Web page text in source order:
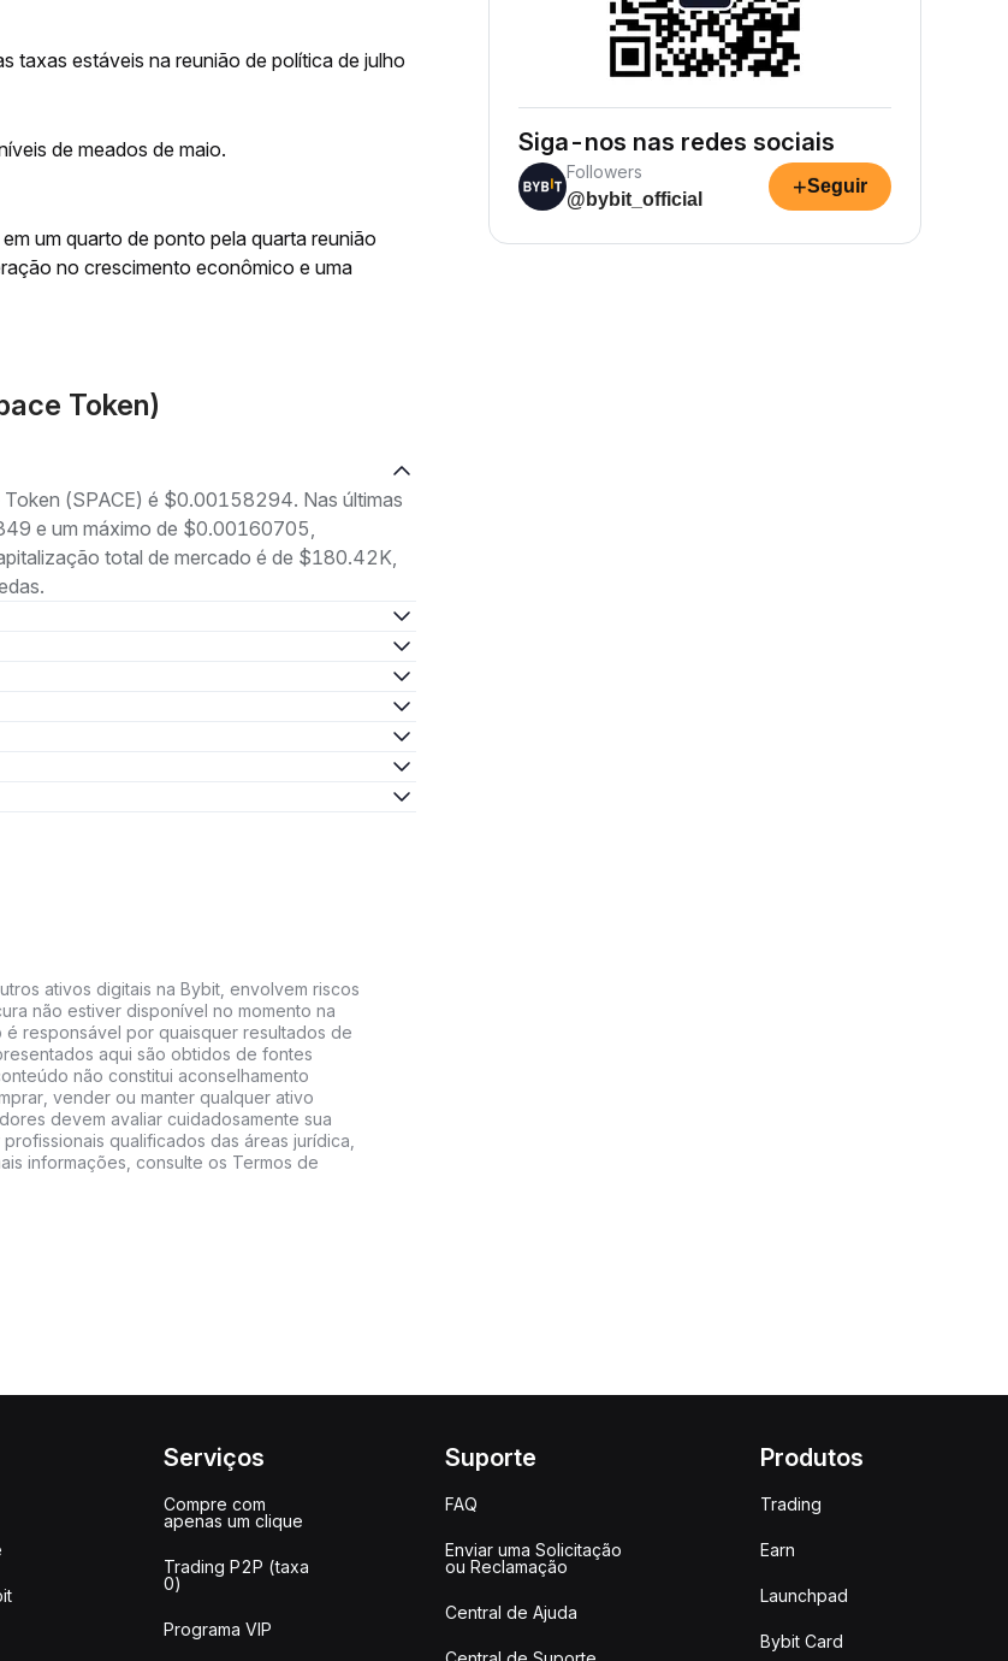
taxas estáveis na reunião de política de julho
de meados de maio.
um quarto de ponto pela quarta reunião
no crescimento econômico e uma
Token)
(SPACE) é $0.00158294. Nas últimas
e um máximo de $0.00160705,
total de mercado é de $180.42K,
ativos digitais na Bybit, envolvem riscos
não estiver disponível no momento na
responsável por quaisquer resultados de
aqui são obtidos de fontes
não constitui aconselhamento
vender ou manter qualquer ativo
devem avaliar cuidadosamente sua
qualificados das áreas jurídica,
informações, consulte os Termos de
Siga-nos nas redes sociais
Followers
@bybit_official
+Seguir
Serviços
Compre com
apenas um clique
Trading P2P (taxa
0)
Programa VIP
Suporte
FAQ
Enviar uma Solicitação
ou Reclamação
Central de Ajuda
Produtos
Trading
Earn
Launchpad
Bybit Card